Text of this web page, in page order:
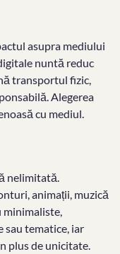
asupra mediului
nuntă reduc
transportul fizic,
Alegerea
cu mediul.
nelimitată.
animații, muzică
sau tematice, iar
plus de unicitate.